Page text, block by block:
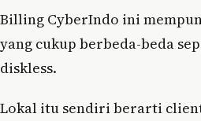
Billing CyberIndo ini
yang cukup berbeda-beda
diskless.
Lokal itu sendiri berarti